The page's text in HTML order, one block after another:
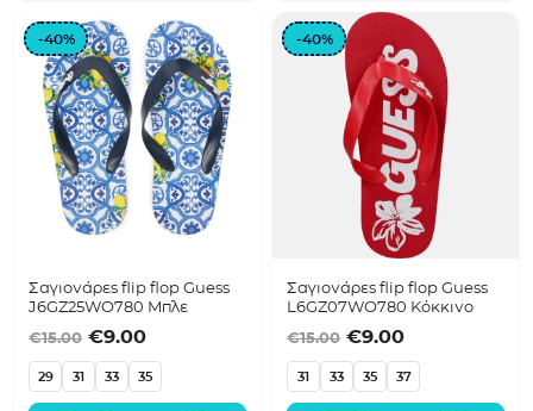
-40%
Σαγιονάρες flip flop Guess
J6GZ25WO780 Μπλε
€15.00 Original price was: €15.00.
€9.00Η τρέχουσα τιμή είναι: €9.00.
29 31 33 35
-40%
Σαγιονάρες flip flop Guess
L6GZ07WO780 Κόκκινο
€15.00 Original price
€9.00Η τρέχουσα
31 33 35 37